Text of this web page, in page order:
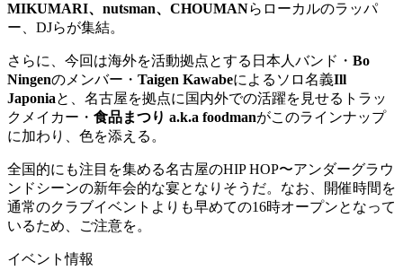
MIKUMARI、nutsman、CHOUMANらローカルのラッパ
ー、DJらが集結。
さらに、今回は海外を活動拠点とする日本人バンド・ Bo
Ningenのメンバー・ Taigen Kawabeによるソロ名義Ill
Japoniaと、名古屋を拠点に国内外での活躍を見せるトラッ
クメイカー・ 食品まつり a.k.a foodmanがこのラインナップ
に加わり、色を添える。
全国的にも注目を集める名古屋のHIP HOP〜アンダーグラウ
ンドシーンの新年会的な宴となりそうだ。なお、開催時間を
通常のクラブイベントよりも早めての16時オープンとなって
いるため、ご注意を。
イベント情報